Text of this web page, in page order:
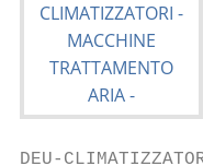
DEU-